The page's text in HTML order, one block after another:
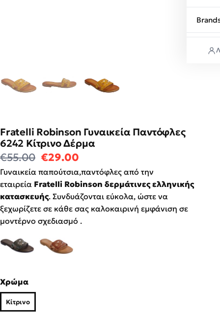
Fratelli Robinson Γυναικεία Παντόφλες
6242 Κίτρινο Δέρμα
€55.00 Original price was: €55.00.
€29.00
Γυναικεία παπούτσια,παντόφλες από την
εταιρεία Fratelli Robinson δερμάτινες ελληνικής
κατασκευής. Συνδυάζονται εύκολα, ώστε να
ξεχωρίζετε σε κάθε σας καλοκαιρινή εμφάνιση σε
μοντέρνο σχεδιασμό .
Χρώμα
Κίτρινο